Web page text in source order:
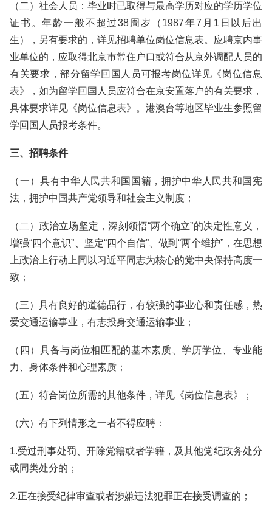
（二）社会人员：毕业时已取得与最高学历对应的学历学位
证书。年龄一般不超过38周岁（1987年7月1日以后出
生），另有要求的，详见招聘单位岗位信息表。应聘京内事
业单位的，应取得北京市常住户口或符合从京外调配人员的
有关要求，部分留学回国人员可报考岗位详见《岗位信息
表》，如为留学回国人员应符合在京安置落户的有关要求，
具体要求详见《岗位信息表》。港澳台等地区毕业生参照留
学回国人员报考条件。
三、招聘条件
（一）具有中华人民共和国国籍，拥护中华人民共和国宪
法，拥护中国共产党领导和社会主义制度；
（二）政治立场坚定，深刻领悟“两个确立”的决定性意义，
增强“四个意识”、坚定“四个自信”、做到“两个维护”，在思想
上政治上行动上同以习近平同志为核心的党中央保持高度一
致；
（三）具有良好的道德品行，有较强的事业心和责任感，热
爱交通运输事业，有志投身交通运输事业；
（四）具备与岗位相匹配的基本素质、学历学位、专业能
力、身体条件和心理素质；
（五）符合岗位所需的其他条件，详见《岗位信息表》；
（六）有下列情形之一者不得应聘：
1.受过刑事处罚、开除党籍或者学籍，及其他党纪政务处分
或同类处分的；
2.正在接受纪律审查或者涉嫌违法犯罪正在接受调查的；